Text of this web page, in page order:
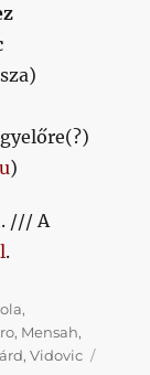
)
. /// A
.
,
, Mensah,
,Vidovic